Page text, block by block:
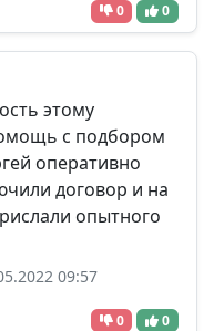
0 0
этому
с подбором
оперативно
договор и на
опытного
09:57
0 0